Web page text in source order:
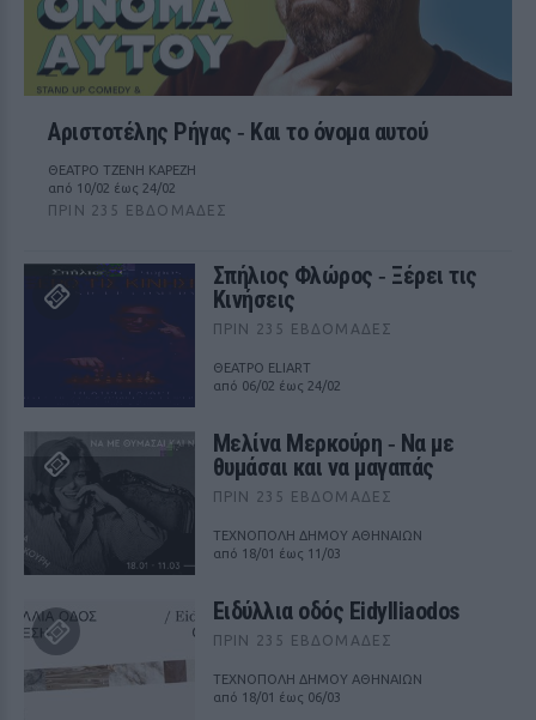
Αριστοτέλης Ρήγας ‑ Kαι το όνομα αυτού
ΘΕΑΤΡΟ ΤΖΕΝΗ ΚΑΡΕΖΗ
από 10/02 έως 24/02
ΠΡΙΝ 235 ΕΒΔΟΜΆΔΕΣ
Σπήλιος Φλώρος ‑ Ξέρει τις
Κινήσεις
ΠΡΙΝ 235 ΕΒΔΟΜΆΔΕΣ
ΘΕΑΤΡΟ ELIART
από 06/02 έως 24/02
Μελίνα Μερκούρη ‑ Να με
θυμάσαι και να μαγαπάς
ΠΡΙΝ 235 ΕΒΔΟΜΆΔΕΣ
ΤΕΧΝΟΠΟΛΗ ΔΗΜΟΥ ΑΘΗΝΑΙΩΝ
από 18/01 έως 11/03
Ειδύλλια οδός Eidylliaodos
ΠΡΙΝ 235 ΕΒΔΟΜΆΔΕΣ
ΤΕΧΝΟΠΟΛΗ ΔΗΜΟΥ ΑΘΗΝΑΙΩΝ
από 18/01 έως 06/03